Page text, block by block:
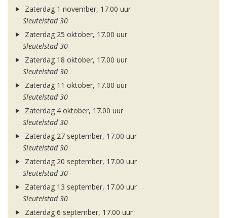
Zaterdag 1 november, 17.00 uur
Sleutelstad 30
Zaterdag 25 oktober, 17.00 uur
Sleutelstad 30
Zaterdag 18 oktober, 17.00 uur
Sleutelstad 30
Zaterdag 11 oktober, 17.00 uur
Sleutelstad 30
Zaterdag 4 oktober, 17.00 uur
Sleutelstad 30
Zaterdag 27 september, 17.00 uur
Sleutelstad 30
Zaterdag 20 september, 17.00 uur
Sleutelstad 30
Zaterdag 13 september, 17.00 uur
Sleutelstad 30
Zaterdag 6 september, 17.00 uur